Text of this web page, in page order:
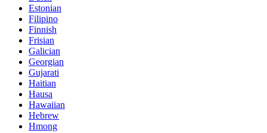
Estonian
Filipino
Finnish
Frisian
Galician
Georgian
Gujarati
Haitian
Hausa
Hawaiian
Hebrew
Hmong